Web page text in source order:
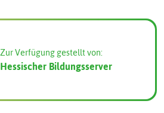
Zur Verfügung gestellt von:
Hessischer Bildungsserver